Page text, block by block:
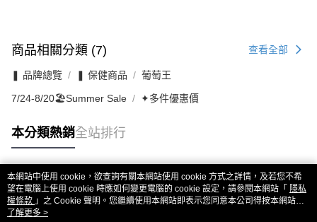
商品相關分類 (7) 查看全部
❚ 品牌總覽 ❚ 保健商品 葡萄王
7/24-8/20🏖️Summer Sale ✦多件優惠價
本分類熱銷全站排行
熱門標籤
本網站中使用 cookie，欲查詢有關本網站使用 cookie 方式之詳情，及若您不希
望在電腦上使用 cookie 時應如何變更電腦的 cookie 設定，請參閱本網站「 隱私
權條款 」之 Cookie 聲明。您繼續使用本網站即表示您同意本公司得按本網站使
用條款之 Cookie 聲明使用 cookie。
了解更多 >